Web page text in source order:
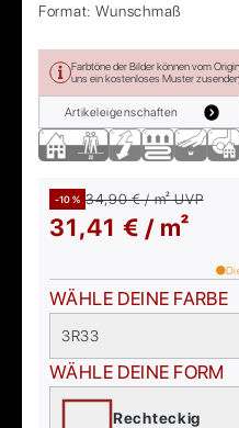
Format: Wunschmaß
Farbtöne der Bilder können vom
uns ein kostenloses Muster
Artikeleigenschaften
-10 % 34,90 € / m²UVP
31,41 € / m²
WÄHLE DEINE FARBE
3R33
WÄHLE DEINE FORM
Rechteckig